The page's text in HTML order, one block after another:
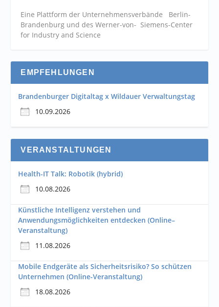
Eine Plattform der Unternehmensverbände Berlin-
Brandenburg und des Werner-von- Siemens-Center
for Industry and Science
EMPFEHLUNGEN
Brandenburger Digitaltag x Wildauer Verwaltungstag
10.09.2026
VERANSTALTUNGEN
Health-IT Talk: Robotik (hybrid)
10.08.2026
Künstliche Intelligenz verstehen und
Anwendungsmöglichkeiten entdecken (Online–
Veranstaltung)
11.08.2026
Mobile Endgeräte als Sicherheitsrisiko? So schützen
Unternehmen (Online-Veranstaltung)
18.08.2026